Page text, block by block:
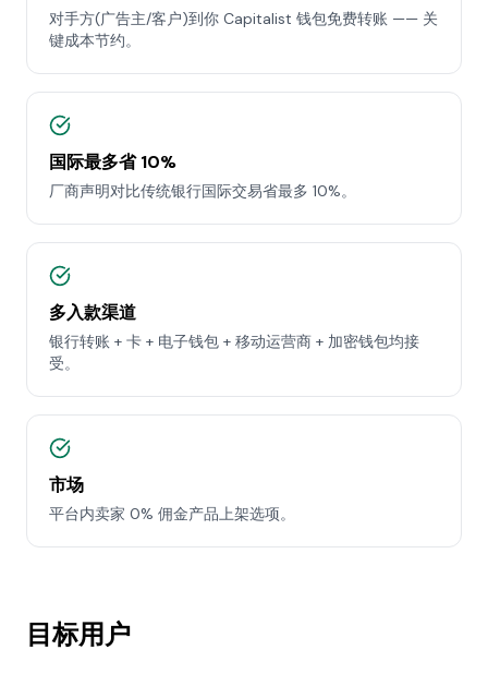
对手方(广告主/客户)到你 Capitalist 钱包免费转账 —— 关
键成本节约。
国际最多省 10%
厂商声明对比传统银行国际交易省最多 10%。
多入款渠道
银行转账 + 卡 + 电子钱包 + 移动运营商 + 加密钱包均接
受。
市场
平台内卖家 0% 佣金产品上架选项。
目标用户